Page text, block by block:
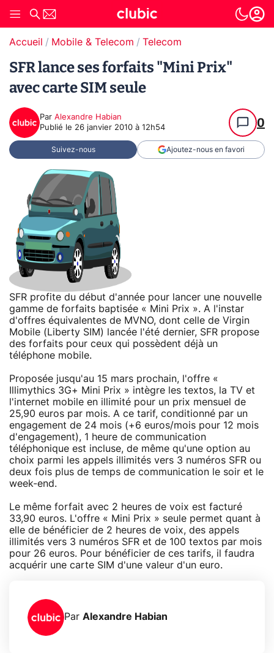
Accueil Mobile & Telecom Telecom
SFR lance ses forfaits "Mini Prix"
avec carte SIM seule
Par Alexandre Habian
Publié le 26 janvier 2010 à 12h54 0
Suivez-nous Ajoutez-nous en favori
SFR profite du début d'année pour lancer une nouvelle
gamme de forfaits baptisée « Mini Prix ». A l'instar
d'offres équivalentes de MVNO, dont celle de Virgin
Mobile (Liberty SIM) lancée l'été dernier, SFR propose
des forfaits pour ceux qui possèdent déjà un
téléphone mobile.
Proposée jusqu'au 15 mars prochain, l'offre «
Illimythics 3G+ Mini Prix » intègre les textos, la TV et
l'internet mobile en illimité pour un prix mensuel de
25,90 euros par mois. A ce tarif, conditionné par un
engagement de 24 mois (+6 euros/mois pour 12 mois
d'engagement), 1 heure de communication
téléphonique est incluse, de même qu'une option au
choix parmi les appels illimités vers 3 numéros SFR ou
deux fois plus de temps de communication le soir et le
week-end.
Le même forfait avec 2 heures de voix est facturé
33,90 euros. L'offre « Mini Prix » seule permet quant à
elle de bénéficier de 2 heures de voix, des appels
illimités vers 3 numéros SFR et de 100 textos par mois
pour 26 euros. Pour bénéficier de ces tarifs, il faudra
acquérir une carte SIM d'une valeur d'un euro.
Par Alexandre Habian